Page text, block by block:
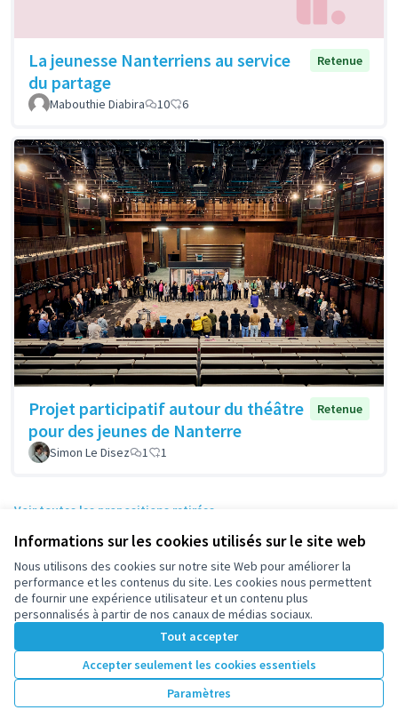
Informations sur les cookies utilisés sur le site web
Nous utilisons des cookies sur notre site Web pour améliorer la
performance et les contenus du site. Les cookies nous permettent
de fournir une expérience utilisateur et un contenu plus
personnalisés à partir de nos canaux de médias sociaux.
Tout accepter
Accepter seulement les cookies essentiels
Paramètres
La jeunesse Nanterriens au service
du partage
Retenue
Mabouthie Diabira 10 6
Projet participatif autour du théâtre
pour des jeunes de Nanterre
Retenue
Simon Le Disez 1 1
Voir toutes les propositions retirées
Conditions d'utilisation
Paramètres des cookies
participez.nanterre.fr sur X
(Lien externe)
participez.nanterre.fr sur Facebook
participez.nanterre.fr sur Instagram
participez.nanterre.fr sur YouTube
(Lien externe)
participez.nanterre.fr sur GitHub
(Lien externe)
Site réalisé grâce aulogiciel libre Decidim .
Licence
(Lien